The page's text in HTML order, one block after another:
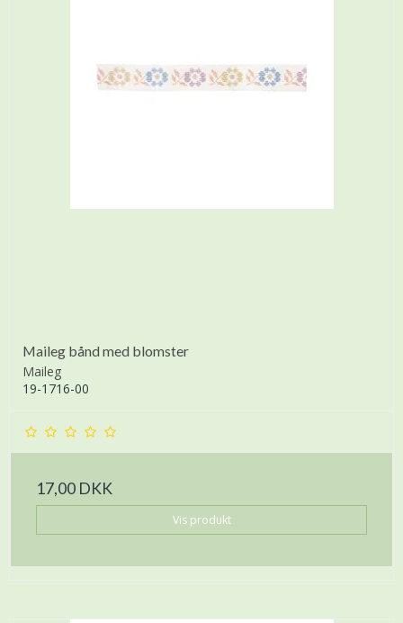
Maileg bånd med blomster
Maileg
19-1716-00
17,00 DKK
Vis produkt